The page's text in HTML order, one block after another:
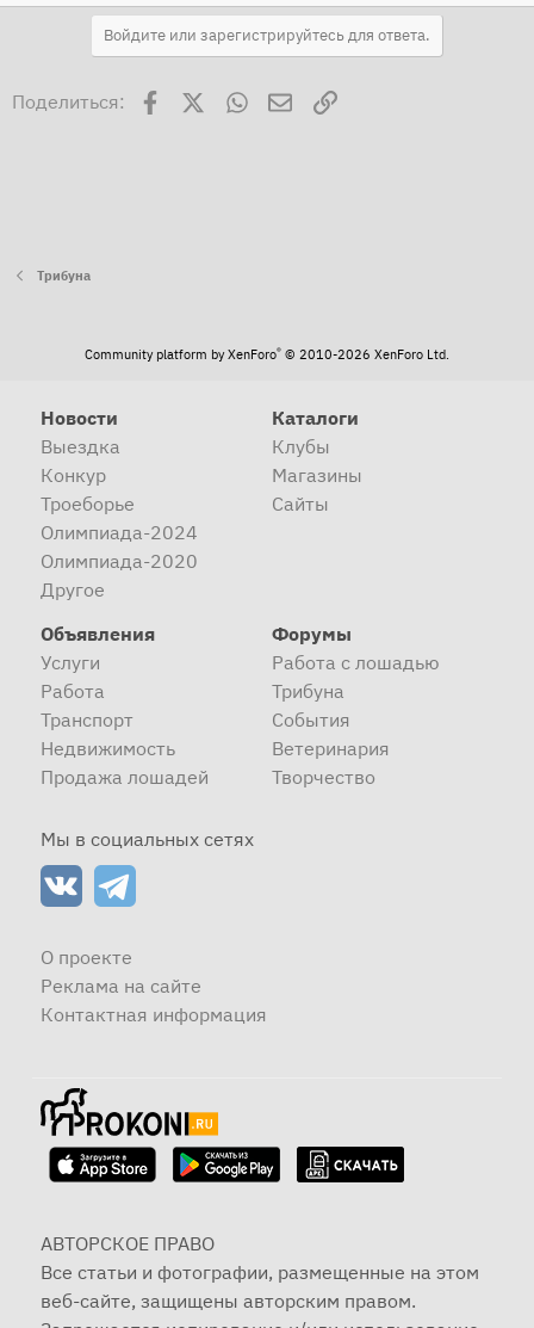
Войдите или зарегистрируйтесь для ответа.
Поделиться: Facebook WhatsAppЭлектронная почта
Ссылка
Трибуна
Community platform by XenForo® © 2010-2026 XenForo Ltd.
Новости
Выездка
Конкур
Троеборье
Олимпиада-2024
Олимпиада-2020
Другое
Каталоги
Клубы
Магазины
Сайты
Объявления
Услуги
Работа
Транспорт
Недвижимость
Продажа лошадей
Форумы
Работа с лошадью
Трибуна
События
Ветеринария
Творчество
Мы в социальных сетях
О проекте
Реклама на сайте
Контактная информация
АВТОРСКОЕ ПРАВО
Все статьи и фотографии, размещенные на этом
веб-сайте, защищены авторским правом.